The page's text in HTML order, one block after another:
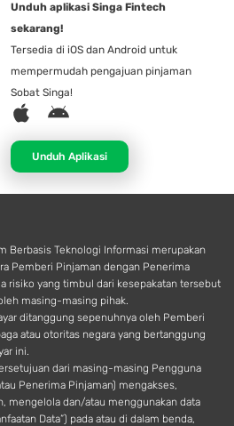
Unduh aplikasi Singa Fintech
sekarang!
Tersedia di iOS dan Android untuk
mempermudah pengajuan pinjaman
Sobat Singa!
A
p
l
e
A
d
r
o
d
Unduh Aplikasi
Berbasis Teknologi Informasi merupakan
Pemberi Pinjaman dengan Penerima
risiko yang timbul dari kesepakatan tersebut
masing-masing pihak.
ditanggung sepenuhnya oleh Pemberi
atau otoritas negara yang bertanggung
ini.
dari masing-masing Pengguna
Penerima Pinjaman) mengakses,
mengelola dan/atau menggunakan data
Data”) pada atau di dalam benda,